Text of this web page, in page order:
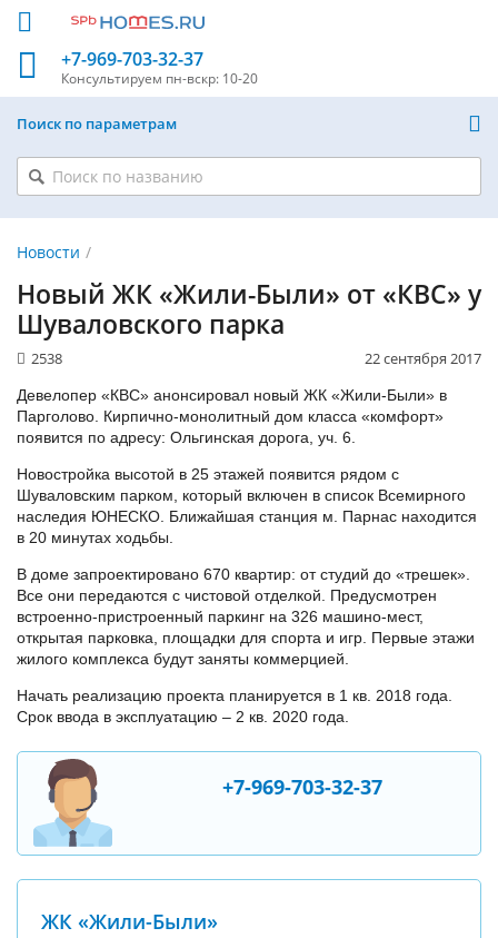
+7-969-703-32-37
Консультируем пн-вскр: 10-20
Поиск по параметрам
Новости
Новый ЖК «Жили-Были» от «КВС» у
Шуваловского парка
22 сентября 2017
2538
Девелопер «КВС» анонсировал новый ЖК «Жили-Были» в
Парголово. Кирпично-монолитный дом класса «комфорт»
появится по адресу: Ольгинская дорога, уч. 6.
Новостройка высотой в 25 этажей появится рядом с
Шуваловским парком, который включен в список Всемирного
наследия ЮНЕСКО. Ближайшая станция м. Парнас находится
в 20 минутах ходьбы.
В доме запроектировано 670 квартир: от студий до «трешек».
Все они передаются с чистовой отделкой. Предусмотрен
встроенно-пристроенный паркинг на 326 машино-мест,
открытая парковка, площадки для спорта и игр. Первые этажи
жилого комплекса будут заняты коммерцией.
Начать реализацию проекта планируется в 1 кв. 2018 года.
Срок ввода в эксплуатацию – 2 кв. 2020 года.
+7-969-703-32-37
ЖК «Жили-Были»